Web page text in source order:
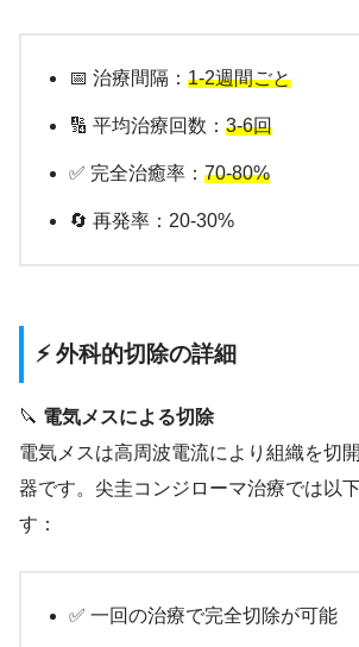
📅 治療間隔： 1-2週間ごと
🔢 平均治療回数： 3-6回
✅ 完全治癒率： 70-80%
🔄 再発率：20-30%
⚡ 外科的切除の詳細
🔪 電気メスによる切除
電気メスは高周波電流により組織を切
器です。尖圭コンジローマ治療では以
す：
✅ 一回の治療で完全切除が可能